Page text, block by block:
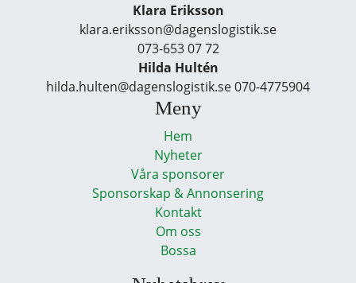
Klara Eriksson
klara.eriksson@dagenslogistik.se
073-653 07 72
Hilda Hultén
hilda.hulten@dagenslogistik.se 070-4775904
Meny
Hem
Nyheter
Våra sponsorer
Sponsorskap & Annonsering
Kontakt
Om oss
Bossa